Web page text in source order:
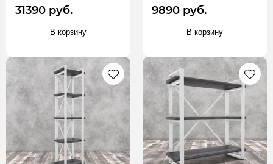
31390 руб.
В корзину
9890 руб.
В корзину